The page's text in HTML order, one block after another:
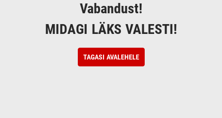
Vabandust!
MIDAGI LÄKS VALESTI!
TAGASI AVALEHELE